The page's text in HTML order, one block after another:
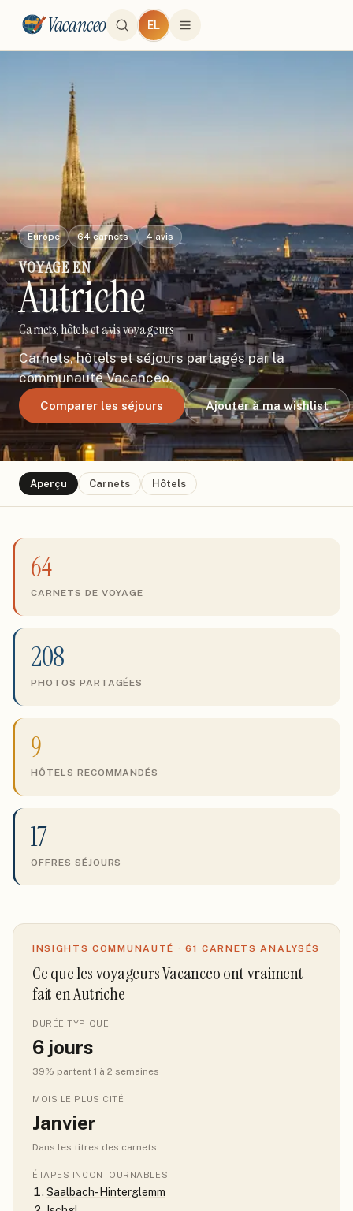
Vacanceo EL
Europe 64carnets 4 avis
VOYAGEEN
Autriche
Carnets, hôtels et avis voyageurs
Carnets, hôtels et séjours partagés par la
communauté Vacanceo.
Comparer les séjours Ajouter à ma wishlist
Aperçu Carnets Hôtels
64
CARNETS DE VOYAGE
208
PHOTOS PARTAGÉES
9
HÔTELS RECOMMANDÉS
17
OFFRES SÉJOURS
INSIGHTS COMMUNAUTÉ · 61 CARNETS ANALYSÉS
Ce que les voyageurs Vacanceo ont vraiment
fait en Autriche
DURÉE TYPIQUE
6 jours
39% partent 1 à 2 semaines
MOIS LE PLUS CITÉ
Janvier
Dans les titres des carnets
ÉTAPES INCONTOURNABLES
Saalbach-Hinterglemm